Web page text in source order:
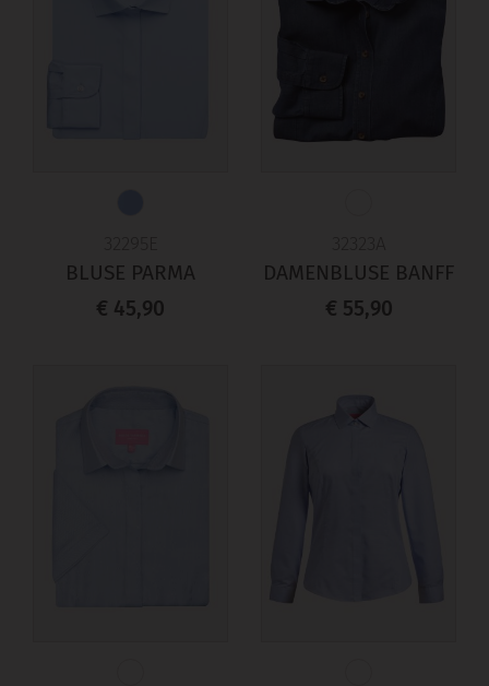
BLUSE PARMA
€ 45,90
DAMENBLUSE BANFF
€ 55,90